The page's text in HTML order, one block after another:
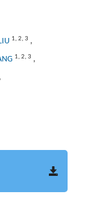
1, 2, 3 ,
1, 2, 3 ,
,